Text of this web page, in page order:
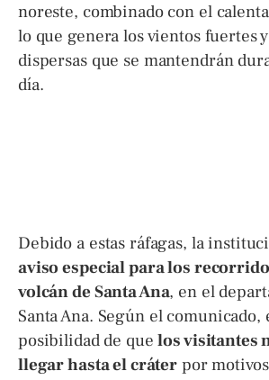
noreste, combinado con el
lo que genera los vientos fuertes
dispersas que se mantendrán
día.
Debido a estas ráfagas, la
aviso especial para los
volcán de Santa Ana, en el
Santa Ana. Según el comunicado,
posibilidad de quelos visitantes
llegar hasta el cráter por